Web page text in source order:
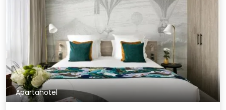
Apartahotel